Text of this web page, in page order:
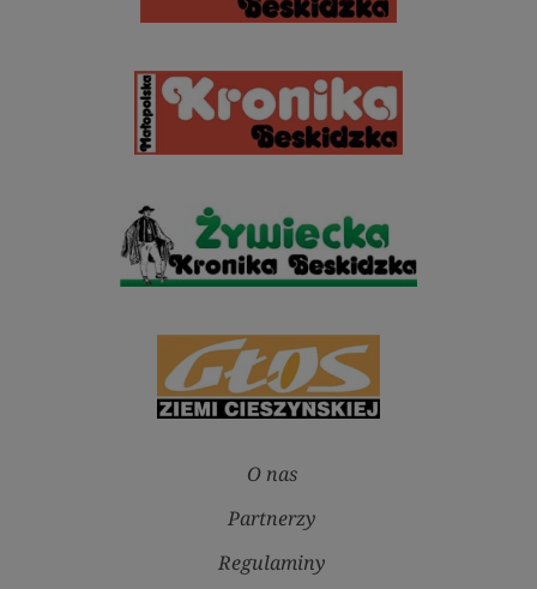
O nas
Partnerzy
Regulaminy